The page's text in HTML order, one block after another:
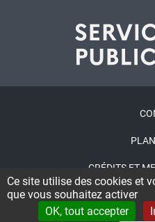
Ce site utilise des cookies et
que vous souhaitez activer
OK, tout accepter
page
CRÉDITS ET
ACCESSIBILITÉ